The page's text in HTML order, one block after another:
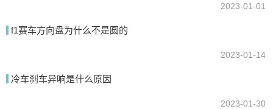
2023-01-01
f1赛车方向盘为什么不是圆的
2023-01-14
冷车刹车异响是什么原因
2023-01-30